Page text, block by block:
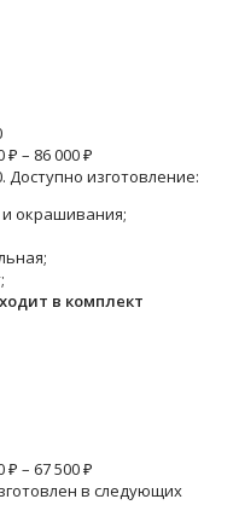
– 86 000 ₽
Доступно изготовление:
окрашивания;
в комплект
– 67 500 ₽
в следующих